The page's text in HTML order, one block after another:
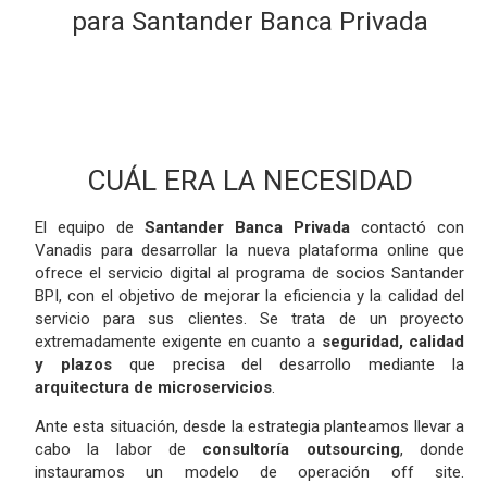
para Santander Banca Privada
CUÁL ERA LA NECESIDAD
El equipo deSantander Banca Privada contactó con
Vanadis para desarrollar la nueva plataforma online que
ofrece el servicio digital al programa de socios Santander
BPI, con el objetivo de mejorar la eficiencia y la calidad del
servicio para sus clientes. Se trata de un proyecto
extremadamente exigente en cuanto a seguridad, calidad
y plazosque precisa del desarrollo mediante la
arquitectura de microservicios.
Ante esta situación, desde la estrategia planteamos llevar a
cabo la labor de consultoría outsourcing, donde
instauramos un modelo de operación off site.